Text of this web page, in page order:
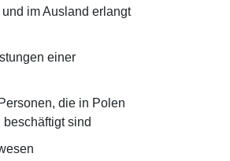
im Ausland erlangt
einer
die in Polen
sind